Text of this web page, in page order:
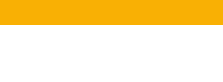
paramètres de confidentialité, en garantissant la